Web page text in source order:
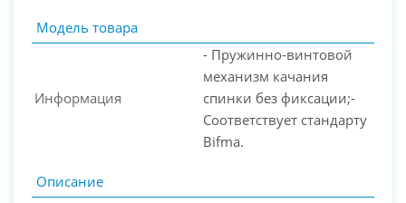
Модель товара
Информация
- Пружинно-винтовой
механизм качания
спинки без фиксации;-
Соответствует стандарту
Bifma.
Описание